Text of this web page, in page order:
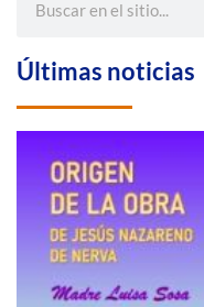
Últimas noticias